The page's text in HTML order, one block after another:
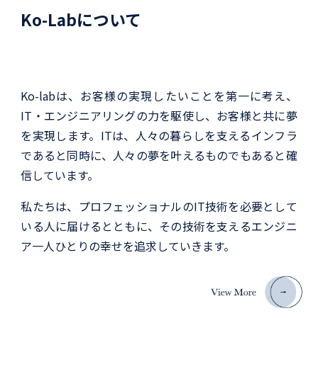
Ko-Labについて
Ko-labは、お客様の実現したいことを第一に考え、
IT・エンジニアリングの力を駆使し、お客様と共に夢
を実現します。ITは、人々の暮らしを支えるインフラ
であると同時に、人々の夢を叶えるものでもあると確
信しています。
私たちは、プロフェッショナルのIT技術を必要として
いる人に届けるとともに、その技術を支えるエンジニ
ア一人ひとりの幸せを追求していきます。